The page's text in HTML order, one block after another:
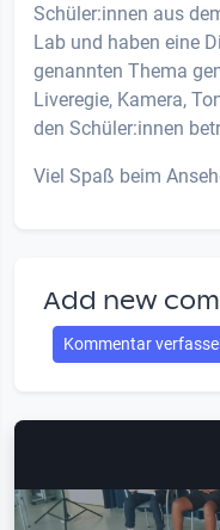
Schüler:innen aus
Lab und haben eine
genannten Thema
Liveregie, Kamera,
den Schüler:innen
Viel Spaß beim
Add new
Kommentar